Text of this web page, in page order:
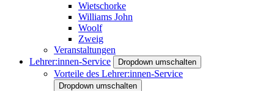
Wietschorke
Williams John
Woolf
Zweig
Veranstaltungen
Lehrer:innen-Service
Dropdown umschalten
Vorteile des Lehrer:innen-Service
Dropdown umschalten